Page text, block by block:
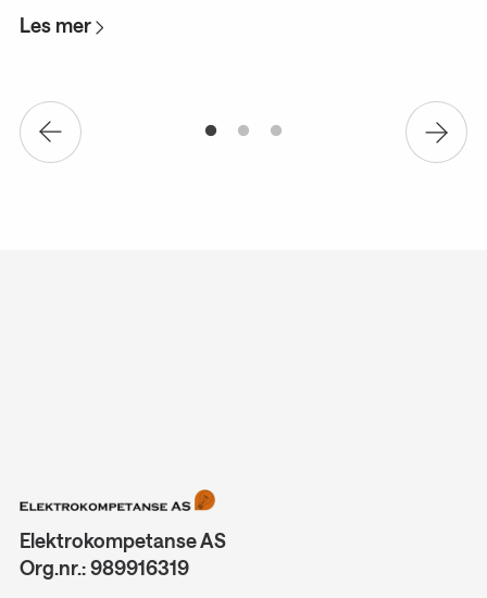
Les mer
Elektrokompetanse AS
Org.nr.: 989916319